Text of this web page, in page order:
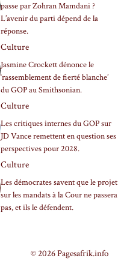
passe par Zohran Mamdani ?
L’avenir du parti dépend de la
réponse.
Culture
Jasmine Crockett dénonce le
‘rassemblement de fierté blanche’
du GOP au Smithsonian.
Culture
Les critiques internes du GOP sur
JD Vance remettent en question ses
perspectives pour 2028.
Culture
Les démocrates savent que le projet
sur les mandats à la Cour ne passera
pas, et ils le défendent.
© 2026 Pagesafrik.info